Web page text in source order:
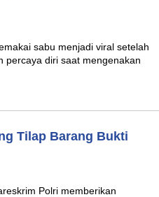
sabu menjadi viral setelah
percaya diri saat mengenakan
Tilap Barang Bukti
Polri memberikan